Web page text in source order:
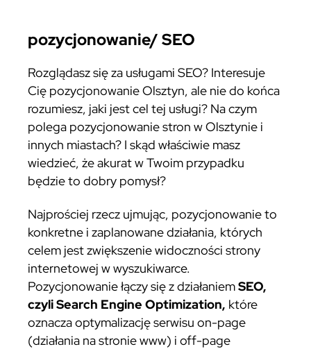
pozycjonowanie/ SEO
Rozglądasz się za usługami SEO? Interesuje
Cię pozycjonowanie Olsztyn, ale nie do końca
rozumiesz, jaki jest cel tej usługi? Na czym
polega pozycjonowanie stron w Olsztynie i
innych miastach? I skąd właściwie masz
wiedzieć, że akurat w Twoim przypadku
będzie to dobry pomysł?
Najprościej rzecz ujmując, pozycjonowanie to
konkretne i zaplanowane działania, których
celem jest zwiększenie widoczności strony
internetowej w wyszukiwarce.
Pozycjonowanie łączy się z działaniemSEO,
czyli Search Engine Optimization, które
oznacza optymalizację serwisu on-page
(działania na stronie www) i off-page